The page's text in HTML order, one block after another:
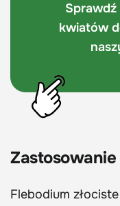
kwiatów
Zastosowanie
Flebodium złociste